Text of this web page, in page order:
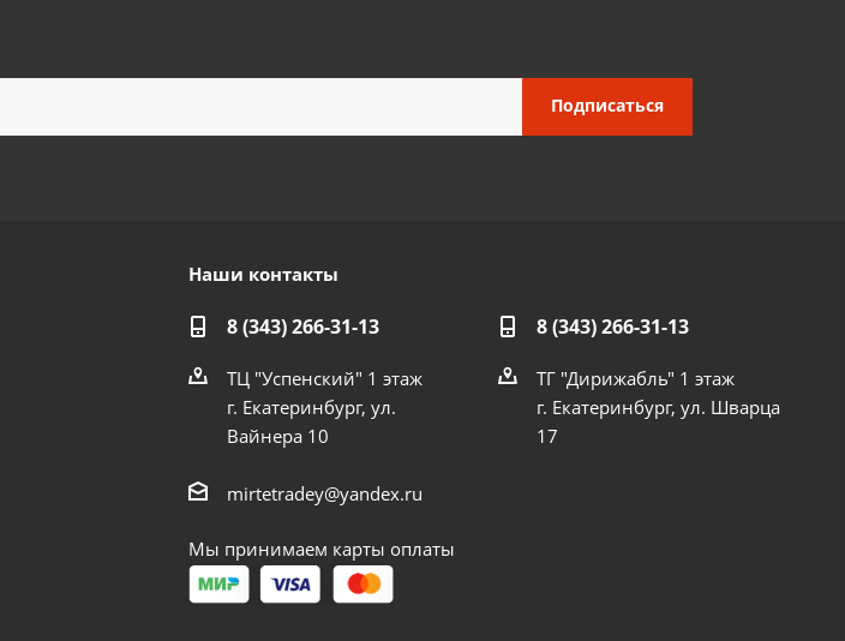
Наши контакты
8 (343) 266-31-13
ТЦ "Успенский" 1 этаж
г. Екатеринбург, ул.
Вайнера 10
8 (343) 266-31-13
ТГ "Дирижабль" 1 этаж
г. Екатеринбург, ул. Шварца
17
mirtetradey@yandex.ru
Мы принимаем карты оплаты